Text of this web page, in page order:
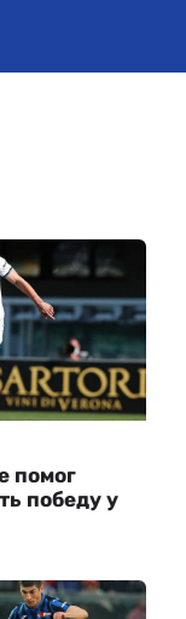
помог
победу у